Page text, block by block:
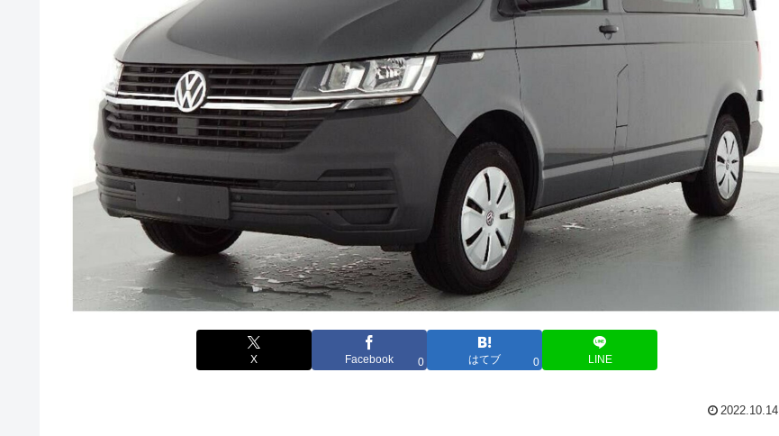
X Facebook 0 はてブ 0 LINE
2022.10.14